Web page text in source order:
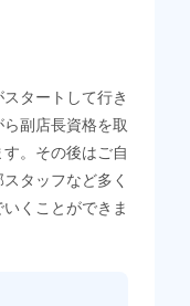
タートして行き
副店長資格を取
。その後はご自
タッフなど多く
くことができま